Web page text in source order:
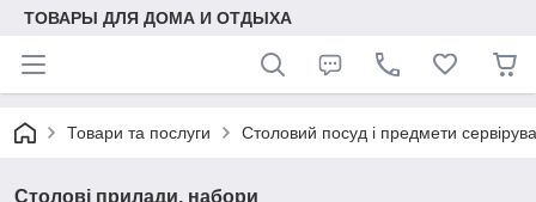
ТОВАРЫ ДЛЯ ДОМА И ОТДЫХА
Товари та послуги Столовий посуд і предмети
Столові прилади, набори